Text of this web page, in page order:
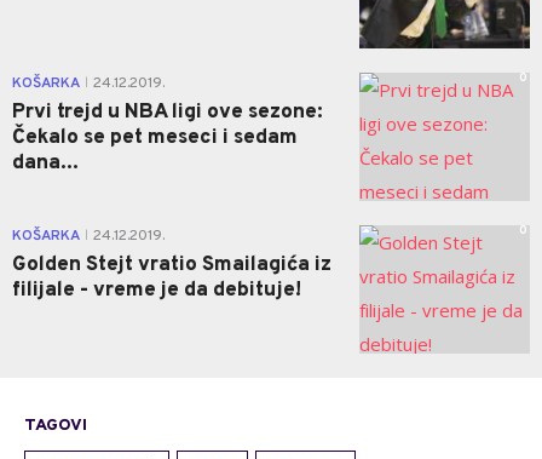
KOŠARKA 24.12.2019.
Prvi trejd u NBA ligi ove sezone:
Čekalo se pet meseci i sedam
dana...
0
KOŠARKA 24.12.2019.
Golden Stejt vratio Smailagića iz
filijale - vreme je da debituje!
0
TAGOVI